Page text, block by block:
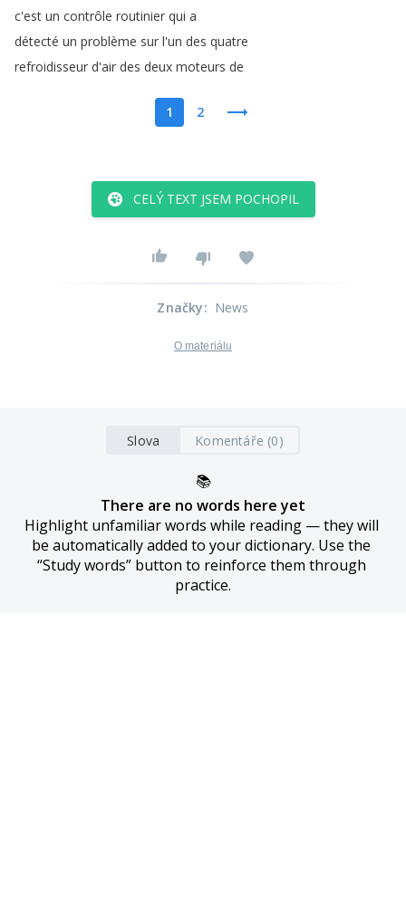
c'est un contrôle routinier qui a
détecté un problème sur l'un des quatre
refroidisseur d'air des deux moteurs de
1 2
CELÝ TEXT JSEM POCHOPIL
Značky: News
O materiálu
Slova Komentáře (0)
📚
There are no words here yet
Highlight unfamiliar words while reading — they will
be automatically added to your dictionary. Use the
“Study words” button to reinforce them through
practice.